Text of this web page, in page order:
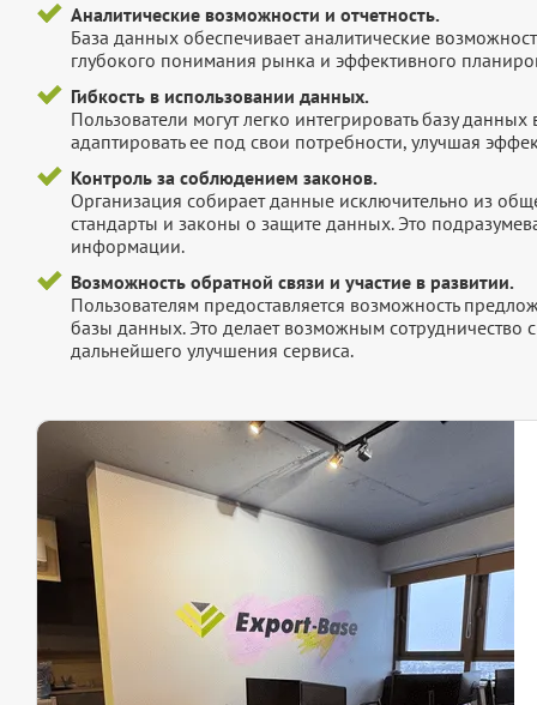
Аналитические возможности и отчетность.
База данных обеспечивает аналитические
глубокого понимания рынка и эффективного
Гибкость в использовании данных.
Пользователи могут легко интегрировать базу
адаптировать ее под свои потребности, улучшая
Контроль за соблюдением законов.
Организация собирает данные исключительно из
стандарты и законы о защите данных. Это
информации.
Возможность обратной связи и участие в развитии.
Пользователям предоставляется возможность
базы данных. Это делает возможным сотрудничество
дальнейшего улучшения сервиса.